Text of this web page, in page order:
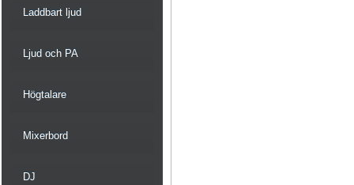
Laddbart ljud
Ljud och PA
Högtalare
Mixerbord
DJ